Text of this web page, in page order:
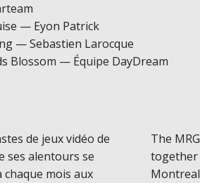
— Eyon Patrick
— Sebastien Larocque
Blossom — Équipe DayDream
de jeux vidéo de
ses alentours se
chaque mois aux
The
together